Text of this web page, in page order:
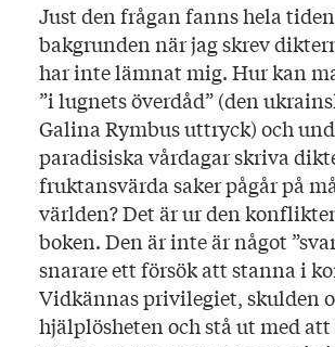
Just den frågan fanns hela
bakgrunden när jag skrev
har inte lämnat mig. Hur kan
”i lugnets överdåd” (den
Galina Rymbus uttryck) och
paradisiska vårdagar skriva
fruktansvärda saker pågår på
världen? Det är ur den
boken. Den är inte är något
snarare ett försök att stanna i
Vidkännas privilegiet, skulden
hjälplösheten och stå ut med att